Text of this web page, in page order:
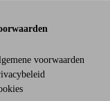
voorwaarden